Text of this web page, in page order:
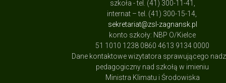
szkoła - tel. (41) 300-11-41,
internat – tel. (41) 300-15-14,
sekretariat@zsl-zagnansk.pl
konto szkoły: NBP O/Kielce
51 1010 1238 0860 4613 9134 0000
Dane kontaktowe wizytatora sprawującego
pedagogiczny nad szkołą w imieniu
Ministra Klimatu i Środowiska